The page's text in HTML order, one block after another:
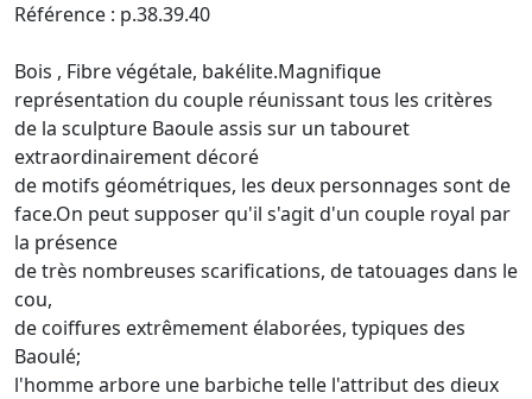
Référence : p.38.39.40
Bois , Fibre végétale, bakélite.Magnifique
représentation du couple réunissant tous les critères
de la sculpture Baoule assis sur un tabouret
extraordinairement décoré
de motifs géométriques, les deux personnages sont de
face.On peut supposer qu'il s'agit d'un couple royal par
la présence
de très nombreuses scarifications, de tatouages dans le
cou,
de coiffures extrêmement élaborées, typiques des
Baoulé;
l'homme arbore une barbiche telle l'attribut des dieux